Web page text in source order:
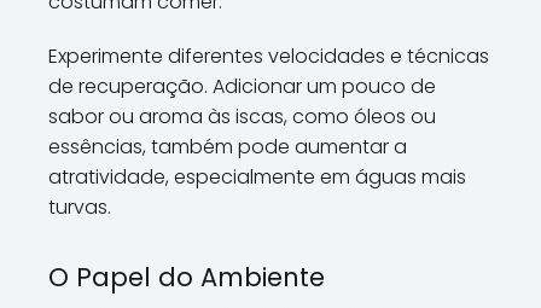
Experimente diferentes velocidades e técnicas
de recuperação. Adicionar um pouco de
sabor ou aroma às iscas, como óleos ou
essências, também pode aumentar a
atratividade, especialmente em águas mais
turvas.
O Papel do Ambiente